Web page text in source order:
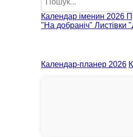
Календар іменин 2026
"На добраніч" Листівки
Календар-планер 2026